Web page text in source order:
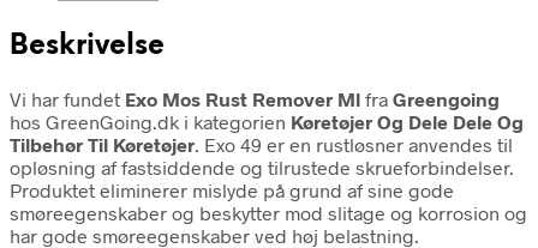
Beskrivelse
Vi har fundet Exo Mos Rust Remover Ml fra Greengoing
hos GreenGoing.dk i kategorien Køretøjer Og Dele Dele Og
Tilbehør Til Køretøjer. Exo 49 er en rustløsner anvendes til
opløsning af fastsiddende og tilrustede skrueforbindelser.
Produktet eliminerer mislyde på grund af sine gode
smøreegenskaber og beskytter mod slitage og korrosion og
har gode smøreegenskaber ved høj belastning.